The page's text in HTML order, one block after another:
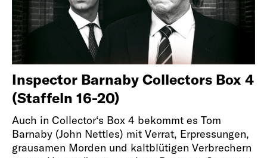
Inspector Barnaby Collectors Box 4
(Staffeln 16-20)
Auch in Collector‘s Box 4 bekommt es Tom
Barnaby (John Nettles) mit Verrat, Erpressungen,
grausamen Morden und kaltblütigen Verbrechern